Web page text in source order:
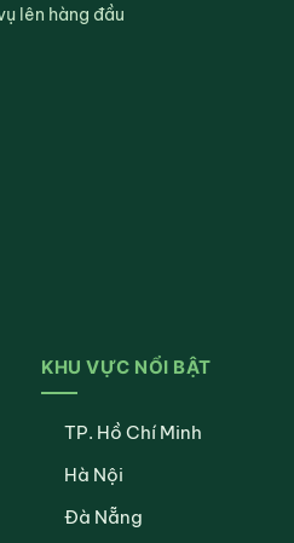
lên hàng đầu
KHU VỰC NỔI BẬT
TP. Hồ Chí Minh
Hà Nội
Đà Nẵng